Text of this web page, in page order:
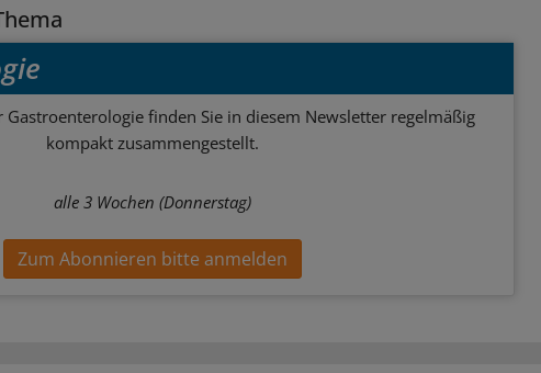
Gastroenterologie finden Sie in diesem Newsletter regelmäßig
kompakt zusammengestellt.
alle 3 Wochen (Donnerstag)
Zum Abonnieren bitte anmelden